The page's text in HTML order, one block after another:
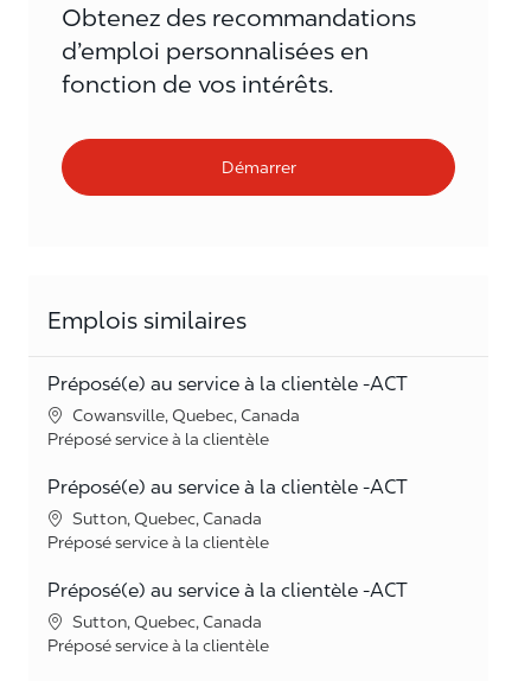
Obtenez des recommandations
d’emploi personnalisées en
fonction de vos intérêts.
Démarrer
Emplois similaires
Préposé(e) au service à la clientèle -ACT
LieuCowansville, Quebec, Canada
Catégorie
Préposé service à la clientèle
Préposé(e) au service à la clientèle -ACT
LieuSutton, Quebec, Canada
Catégorie
Préposé service à la clientèle
Préposé(e) au service à la clientèle -ACT
LieuSutton, Quebec, Canada
Catégorie
Préposé service à la clientèle